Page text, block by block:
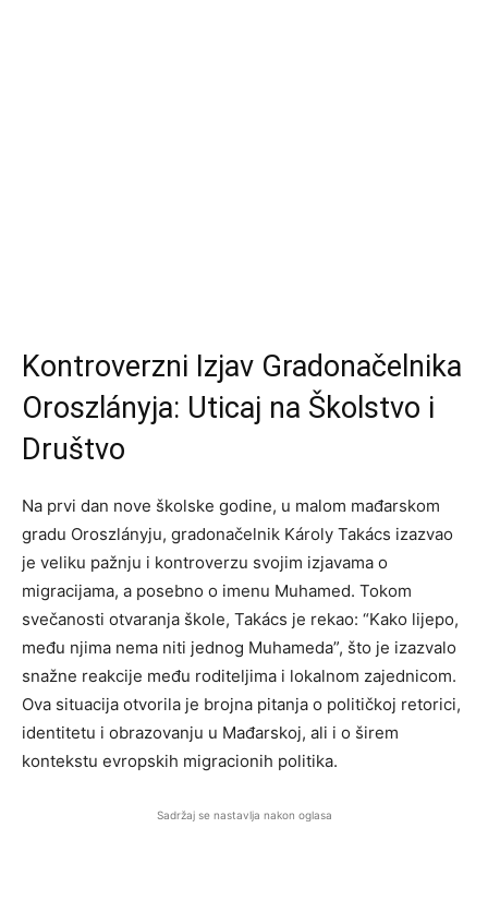
Kontroverzni Izjav Gradonačelnika
Oroszlányja: Uticaj na Školstvo i
Društvo
Na prvi dan nove školske godine, u malom mađarskom
gradu Oroszlányju, gradonačelnik Károly Takács izazvao
je veliku pažnju i kontroverzu svojim izjavama o
migracijama, a posebno o imenu Muhamed. Tokom
svečanosti otvaranja škole, Takács je rekao: “Kako lijepo,
među njima nema niti jednog Muhameda”, što je izazvalo
snažne reakcije među roditeljima i lokalnom zajednicom.
Ova situacija otvorila je brojna pitanja o političkoj retorici,
identitetu i obrazovanju u Mađarskoj, ali i o širem
kontekstu evropskih migracionih politika.
Sadržaj se nastavlja nakon oglasa